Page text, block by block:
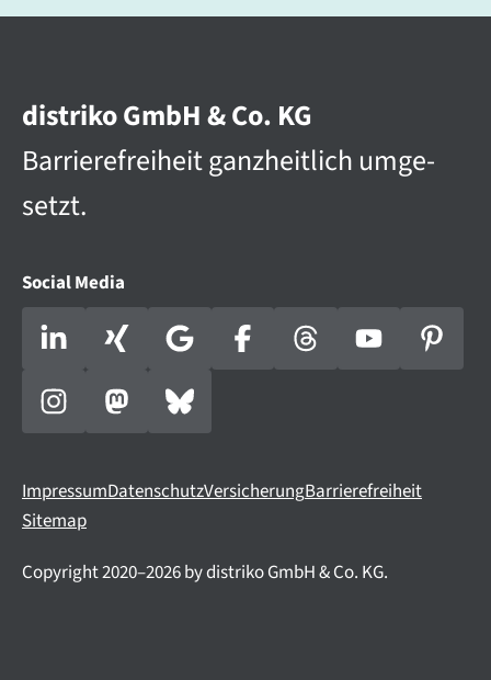
distriko GmbH & Co. KG
Barriere­­frei­heit ganz­heit­lich umge­
setzt.
Social Media
ImpressumDatenschutzVersicherungBarrierefreiheit
Sitemap
Copyright 2020–2026 by distriko GmbH & Co. KG.